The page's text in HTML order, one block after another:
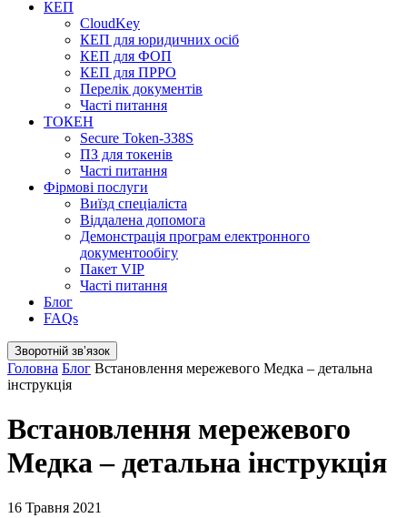
КЕП
CloudKey
КЕП для юридичних осіб
КЕП для ФОП
КЕП для ПРРО
Перелік документів
Часті питання
ТОКЕН
Secure Token-338S
ПЗ для токенів
Часті питання
Фірмові послуги
Виїзд спеціаліста
Віддалена допомога
Демонстрація програм електронного
документообігу
Пакет VIP
Часті питання
Блог
FAQs
Зворотній звʼязок
Головна Блог Встановлення мережевого Медка – детальна
інструкція
Встановлення мережевого
Медка – детальна інструкція
16 Травня 2021